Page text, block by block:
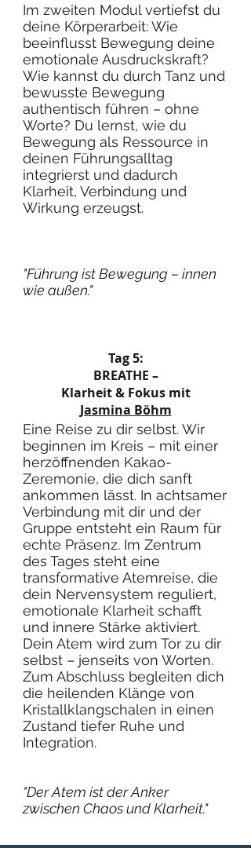
Im zweiten Modul vertiefst du
deine Körperarbeit: Wie
beeinflusst Bewegung deine
emotionale Ausdruckskraft?
Wie kannst du durch Tanz und
bewusste Bewegung
authentisch führen – ohne
Worte? Du lernst, wie du
Bewegung als Ressource in
deinen Führungsalltag
integrierst und dadurch
Klarheit, Verbindung und
Wirkung erzeugst.
"Führung ist Bewegung – innen
wie außen."
Tag 5:
BREATHE –
Klarheit & Fokus mit
Jasmina Böhm
Eine Reise zu dir selbst. Wir
beginnen im Kreis – mit einer
herzöffnenden Kakao-
Zeremonie, die dich sanft
ankommen lässt. In achtsamer
Verbindung mit dir und der
Gruppe entsteht ein Raum für
echte Präsenz. Im Zentrum
des Tages steht eine
transformative Atemreise, die
dein Nervensystem reguliert,
emotionale Klarheit schafft
und innere Stärke aktiviert.
Dein Atem wird zum Tor zu dir
selbst – jenseits von Worten.
Zum Abschluss begleiten dich
die heilenden Klänge von
Kristallklangschalen in einen
Zustand tiefer Ruhe und
Integration.
"Der Atem ist der Anker
zwischen Chaos und Klarheit."